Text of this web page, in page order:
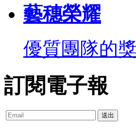
藝穗榮耀
優質團隊的
訂閱電子報
送出